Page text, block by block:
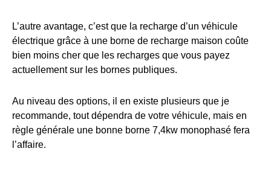
L’autre avantage, c’est que la recharge d’un véhicule
électrique grâce à une borne de recharge maison coûte
bien moins cher que les recharges que vous payez
actuellement sur les bornes publiques.
Au niveau des options, il en existe plusieurs que je
recommande, tout dépendra de votre véhicule, mais en
règle générale une bonne borne 7,4kw monophasé fera
l’affaire.